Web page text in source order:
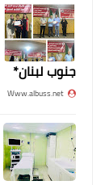
جنوب لبنان*
Www.albuss.net